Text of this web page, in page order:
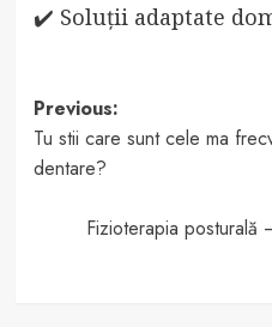
✔️ Soluții adaptate
Post
navigation
Previous:
Tu stii care sunt cele ma
dentare?
Fizioterapia